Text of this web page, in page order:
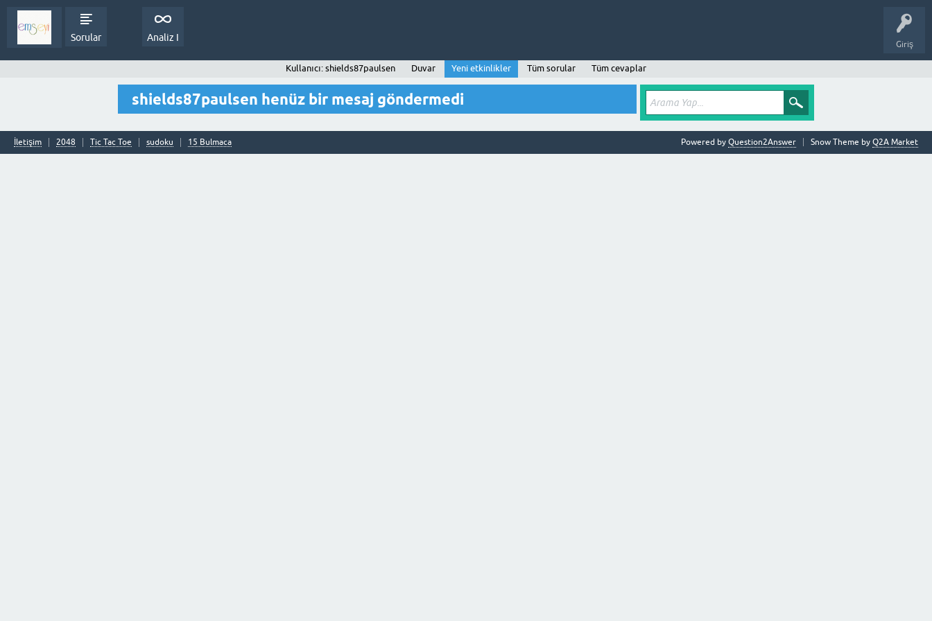
Giriş
Sorular Analiz I
Kullanıcı: shields87paulsen Duvar Yeni etkinlikler Tüm sorular Tüm cevaplar
shields87paulsen henüz bir mesaj göndermedi
İletişim 2048 Tic Tac Toe sudoku 15 Bulmaca Snow Theme by Q2A Market
Powered by Question2Answer